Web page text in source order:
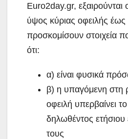
Euro2day.gr, εξαιρούνται
ύψος κύριας οφειλής
προσκομίσουν στοιχεία
ότι:
α) είναι φυσικά
β) η υπαγόμενη στη
οφειλή υπερβαίνει
δηλωθέντος ετήσιου
τους